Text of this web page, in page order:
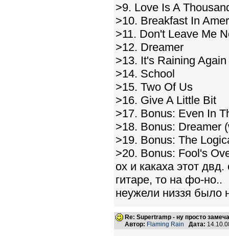
>9. Love Is A
>10. Breakfast In
>11. Don't Leave Me
>12. Dreamer
>13. It's Raining Again
>14. School
>15. Two Of Us
>16. Give A Little Bit
>17. Bonus: Even In
>18. Bonus: Dreamer
>19. Bonus: The
>20. Bonus: Fool's
ох и какаха этот
гитаре, то на фо-но..
неужели низзя было
Re: Supertramp - ну просто
Автор: Flaming Rain Дата: